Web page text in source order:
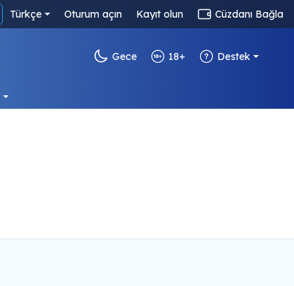
Türkçe Oturum açın Kayıt olun Cüzdanı Bağla
Gece 18+ Destek